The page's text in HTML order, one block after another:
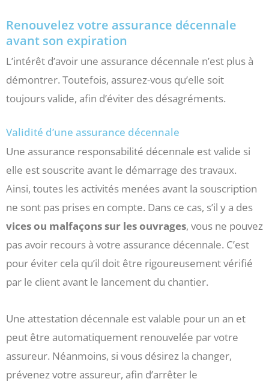
Renouvelez votre assurance décennale
avant son expiration
L’intérêt d’avoir une assurance décennale n’est plus à
démontrer. Toutefois, assurez-vous qu’elle soit
toujours valide, afin d’éviter des désagréments.
Validité d’une assurance décennale
Une assurance responsabilité décennale est valide si
elle est souscrite avant le démarrage des travaux.
Ainsi, toutes les activités menées avant la souscription
ne sont pas prises en compte. Dans ce cas, s’il y a des
vices ou malfaçons sur les ouvrages, vous ne pouvez
pas avoir recours à votre assurance décennale. C’est
pour éviter cela qu’il doit être rigoureusement vérifié
par le client avant le lancement du chantier.
Une attestation décennale est valable pour un an et
peut être automatiquement renouvelée par votre
assureur. Néanmoins, si vous désirez la changer,
prévenez votre assureur, afin d’arrêter le